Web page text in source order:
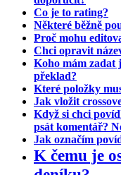
Co je to rating?
Některé běžně
Proč mohu
Chci opravit
Koho mám zadat
překlad?
Které položky
Jak vložit
Když si chci
psát komentář?
Jak označím
K čemu je